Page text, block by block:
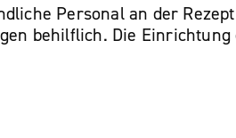
Personal an der
behilflich. Die Einrichtung